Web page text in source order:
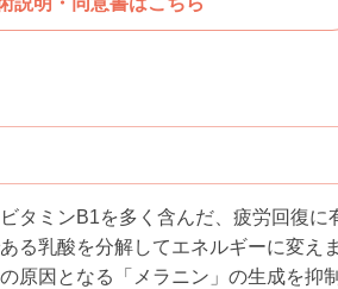
タミンB1を多く含んだ、疲労回復
る乳酸を分解してエネルギーに変えま
原因となる「メラニン」の生成を抑